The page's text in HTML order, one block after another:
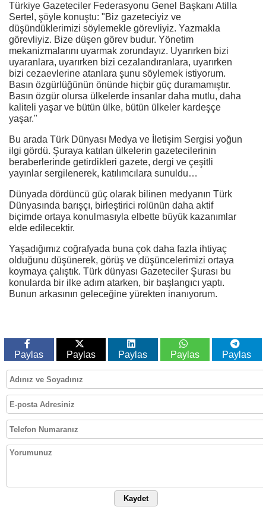
Türkiye Gazeteciler Federasyonu Genel Başkanı Atilla
Sertel, şöyle konuştu: "Biz gazeteciyiz ve
düşündüklerimizi söylemekle görevliyiz. Yazmakla
görevliyiz. Bize düşen görev budur. Yönetim
mekanizmalarını uyarmak zorundayız. Uyarırken bizi
uyaranlara, uyarırken bizi cezalandıranlara, uyarırken
bizi cezaevlerine atanlara şunu söylemek istiyorum.
Basın özgürlüğünün önünde hiçbir güç duramamıştır.
Basın özgür olursa ülkelerde insanlar daha mutlu, daha
kaliteli yaşar ve bütün ülke, bütün ülkeler kardeşçe
yaşar."
Bu arada Türk Dünyası Medya ve İletişim Sergisi yoğun
ilgi gördü. Şuraya katılan ülkelerin gazetecilerinin
beraberlerinde getirdikleri gazete, dergi ve çeşitli
yayınlar sergilenerek, katılımcılara sunuldu…
Dünyada dördüncü güç olarak bilinen medyanın Türk
Dünyasında barışçı, birleştirici rolünün daha aktif
biçimde ortaya konulmasıyla elbette büyük kazanımlar
elde edilecektir.
Yaşadığımız coğrafyada buna çok daha fazla ihtiyaç
olduğunu düşünerek, görüş ve düşüncelerimizi ortaya
koymaya çalıştık. Türk dünyası Gazeteciler Şurası bu
konularda bir ilke adım atarken, bir başlangıcı yaptı.
Bunun arkasının geleceğine yürekten inanıyorum.
Paylas Paylas Paylas Paylas Paylas
Kaydet